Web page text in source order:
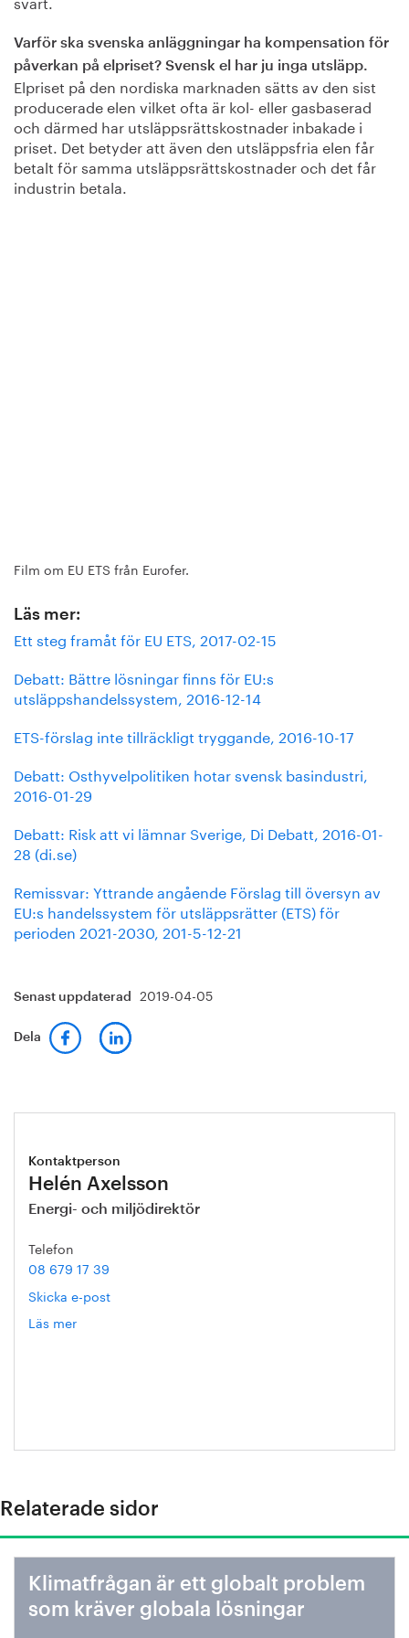
Varför ska svenska anläggningar ha kompensation för
påverkan på elpriset? Svensk el har ju inga utsläpp.
Elpriset på den nordiska marknaden sätts av den sist
producerade elen vilket ofta är kol- eller gasbaserad
och därmed har utsläppsrättskostnader inbakade i
priset. Det betyder att även den utsläppsfria elen får
betalt för samma utsläppsrättskostnader och det får
industrin betala.
Film om EU ETS från Eurofer.
Läs mer:
Ett steg framåt för EU ETS, 2017-02-15
Debatt: Bättre lösningar finns för EU:s
utsläppshandelssystem, 2016-12-14
ETS-förslag inte tillräckligt tryggande, 2016-10-17
Debatt: Osthyvelpolitiken hotar svensk basindustri,
2016-01-29
Debatt: Risk att vi lämnar Sverige, Di Debatt, 2016-01-
28 (di.se)
Remissvar: Yttrande angående Förslag till översyn av
EU:s handelssystem för utsläppsrätter (ETS) för
perioden 2021-2030, 201-5-12-21
Senast uppdaterad 2019-04-05
Dela
Kontaktperson
Helén Axelsson
Energi- och miljödirektör
Telefon
08 679 17 39
Skicka e-post
Läs mer
Relaterade sidor
Klimatfrågan är ett globalt problem
som kräver globala lösningar